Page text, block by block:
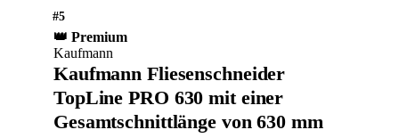
#5
👑 Premium
Kaufmann
Kaufmann Fliesenschneider
TopLine PRO 630 mit einer
Gesamtschnittlänge von 630 mm